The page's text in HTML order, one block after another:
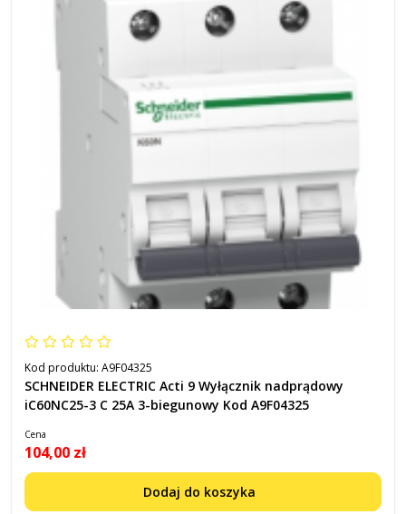
Kod produktu: A9F04325
SCHNEIDER ELECTRIC Acti 9 Wyłącznik nadprądowy
iC60NC25-3 C 25A 3-biegunowy Kod A9F04325
Cena
104,00 zł
Dodaj do koszyka